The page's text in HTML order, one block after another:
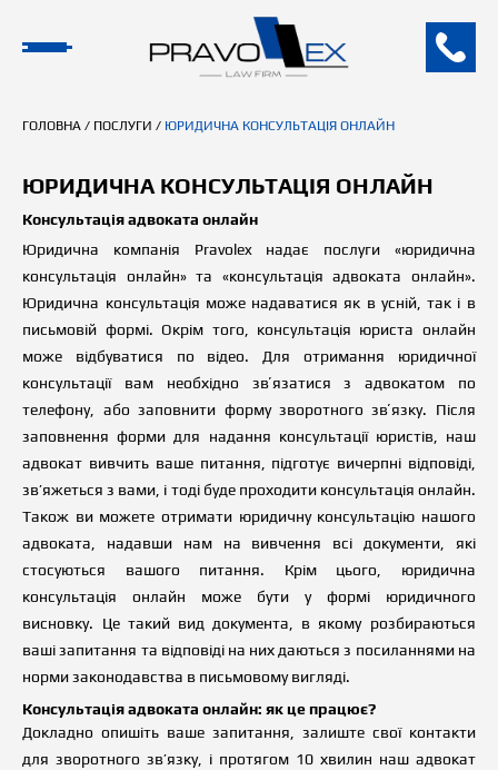
ГОЛОВНА / ПОСЛУГИ / ЮРИДИЧНА КОНСУЛЬТАЦІЯ ОНЛАЙН
ЮРИДИЧНА КОНСУЛЬТАЦІЯ ОНЛАЙН
Консультація адвоката онлайн
Юридична компанія Pravolex надає послуги «юридична
консультація онлайн» та «консультація адвоката онлайн».
Юридична консультація може надаватися як в усній, так і в
письмовій формі. Окрім того, консультація юриста онлайн
може відбуватися по відео. Для отримання юридичної
консультації вам необхідно звʼязатися з адвокатом по
телефону, або заповнити форму зворотного звʼязку. Після
заповнення форми для надання консультації юристів, наш
адвокат вивчить ваше питання, підготує вичерпні відповіді,
зв’яжеться з вами і тоді буде проходити консультація онлайн.
Також ви можете отримати юридичну консультацію нашого
адвоката, надавши нам на вивчення всі документи, які
стосуються вашого питання. Крім цього, юридична
консультація онлайн може бути у формі юридичного
висновку. Це такий вид документа, в якому розбираються
ваші запитання та відповіді на них даються з посиланнями на
норми законодавства в письмовому вигляді.
Консультація адвоката онлайн: як це працює?
Докладно опишіть ваше запитання, залиште свої контакти
для зворотного зв’язку, і протягом 10 хвилин наш адвокат